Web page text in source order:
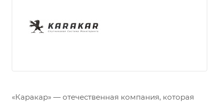
«Каракар» — отечественная компания, которая